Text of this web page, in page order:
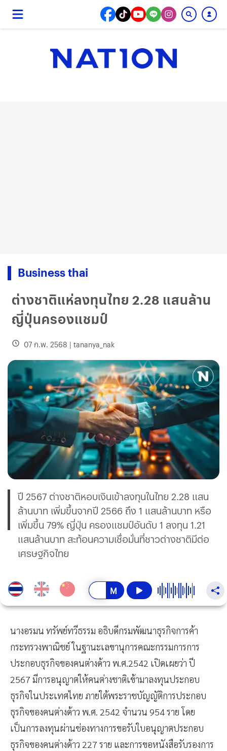
Business thai
ต่างชาติแห่ลงทุนไทย 2.28 แสนล้าน
ญี่ปุ่นครองแชมป์
07 ก.พ. 2568 | tananya_nak
ปี 2567 ต่างชาติหอบเงินเข้าลงทุนในไทย 2.28 แสน
ล้านบาท เพิ่มขึ้นจากปี 2566 ถึง 1 แสนล้านบาท หรือ
เพิ่มขึ้น 79% ญี่ปุ่น ครองแชมป์อันดับ 1 ลงทุน 1.21
แสนล้านบาท สะท้อนความเชื่อมั่นที่ชาวต่างชาติมีต่อ
เศรษฐกิจไทย
นางอรมน ทรัพย์ทวีธรรม อธิบดีกรมพัฒนาธุรกิจการค้า
กระทรวงพาณิชย์ ในฐานะเลขานุการคณะกรรมการการ
ประกอบธุรกิจของคนต่างด้าว พ.ศ.2542 เปิดเผยว่า ปี
2567 มีการอนุญาตให้คนต่างชาติเข้ามาลงทุนประกอบ
ธุรกิจในประเทศไทย ภายใต้พระราชบัญญัติการประกอบ
ธุรกิจของคนต่างด้าว พ.ศ. 2542 จำนวน 954 ราย โดย
เป็นการลงทุนผ่านช่องทางการขอรับใบอนุญาตประกอบ
ธุรกิจของคนต่างด้าว 227 ราย และการขอหนังสือรับรองการ